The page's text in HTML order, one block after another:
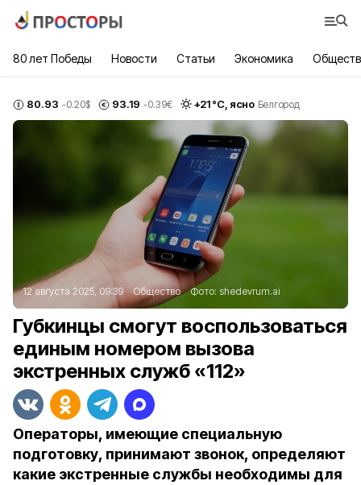
80 лет Победы Новости Статьи Экономика
80.93 -0.20$ 93.19 -0.39€ +21°С, ясно Белгород
12 августа 2025, 09:39 Общество Фото: shedevrum.ai
Губкинцы смогут воспользоваться
единым номером вызова
экстренных служб «112»
Операторы, имеющие специальную
подготовку, принимают звонок, определяют
какие экстренные службы необходимы для